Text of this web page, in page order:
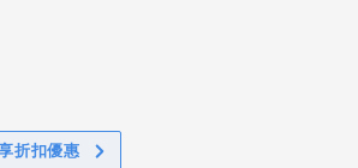
折扣優惠